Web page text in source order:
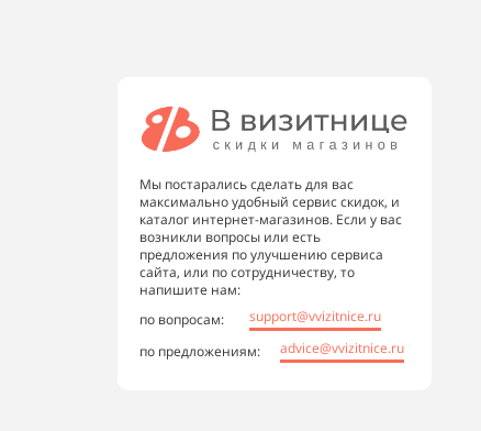
Мы постарались сделать для вас
максимально удобный сервис скидок, и
каталог интернет-магазинов. Если у вас
возникли вопросы или есть
предложения по улучшению сервиса
сайта, или по сотрудничеству, то
напишите нам:
по вопросам:
support@vvizitnice.ru
по предложениям:
advice@vvizitnice.ru